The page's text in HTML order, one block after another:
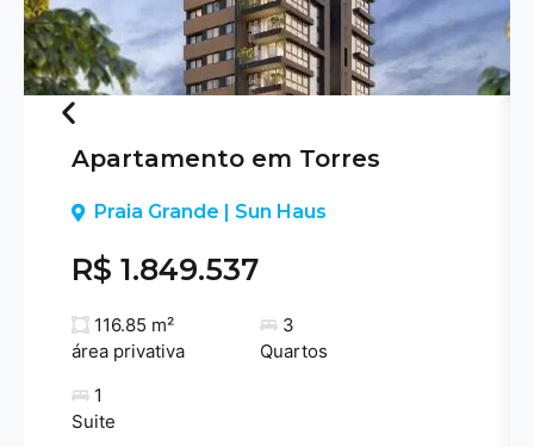
Previous
Apartamento em Torres
Praia Grande | Sun Haus
R$ 1.849.537
116.85 m²
área privativa
3
Quartos
1
Suite